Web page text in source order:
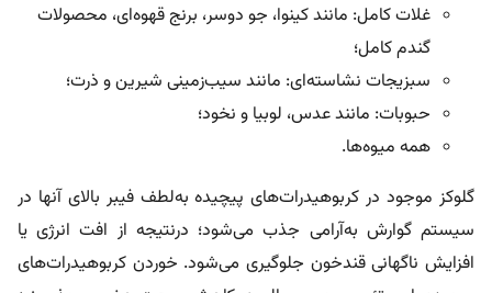
غلات کامل: مانند کینوا، جو دوسر، برنج قهوه‌ای، محصولات
گندم کامل؛
سبزیجات نشاسته‌ای: مانند سیب‌زمینی شیرین و ذرت؛
حبوبات: مانند عدس، لوبیا و نخود؛
همه میوه‌ها.
گلوکز موجود در کربوهیدرات‌های پیچیده به‌لطف فیبر بالای آنها در
سیستم گوارش به‌آرامی جذب می‌شود؛‌ درنتیجه از افت انرژی یا
افزایش ناگهانی قندخون جلوگیری می‌شود. خوردن کربوهیدرات‌های